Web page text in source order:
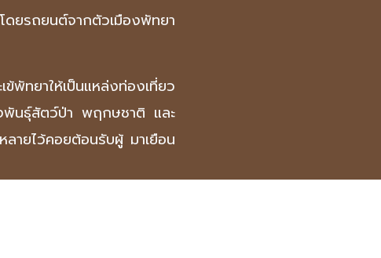
ดยรถยนต์จากตัวเมืองพัทยา
พัทยาให้เป็นแหล่งท่องเที่ยว
พันธุ์สัตว์ป่า พฤกษชาติ และ
ายไว้คอยต้อนรับผู้ มาเยือน